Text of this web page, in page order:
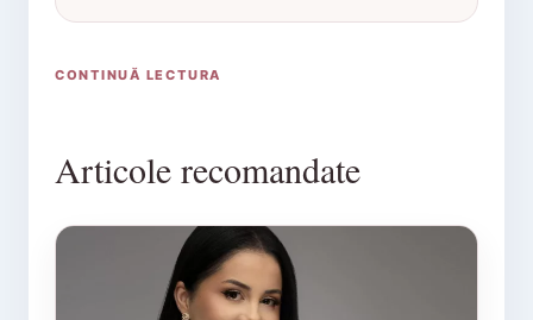
CONTINUĂ LECTURA
Articole recomandate